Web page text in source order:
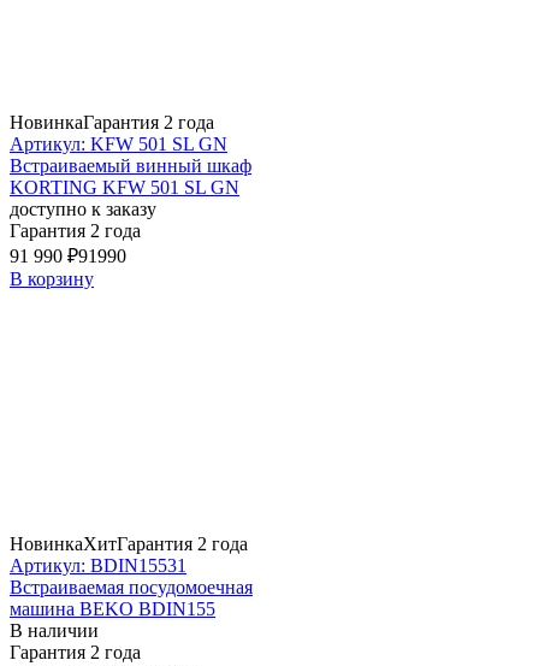
НовинкаГарантия 2 года
Артикул: KFW 501 SL GN
Встраиваемый винный шкаф
KORTING KFW 501 SL GN
доступно к заказу
Гарантия 2 года
91 990 ₽91990
В корзину
НовинкаХитГарантия 2 года
Артикул: BDIN15531
Встраиваемая посудомоечная
машина BEKO BDIN155
В наличии
Гарантия 2 года